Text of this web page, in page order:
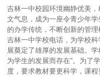
吉林一中校园环境幽静优美
文气息，成为一座令青少年
的办学传统，不断创新的管
吉林一中学校电话，为学校
展奠定了雄厚的发展基础。
为学生的发展而存在”。为了
度，要求教材要更科学，课